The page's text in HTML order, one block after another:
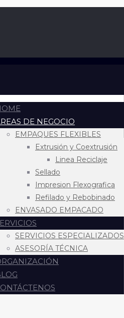
DE NEGOCIO
EMPAQUES FLEXIBLES
Extrusión y Coextrusión
Linea Reciclaje
Sellado
Impresion Flexografica
Refilado y Rebobinado
ENVASADO EMPACADO
SERVICIOS ESPECIALIZADOS
ASESORÍA TÉCNICA